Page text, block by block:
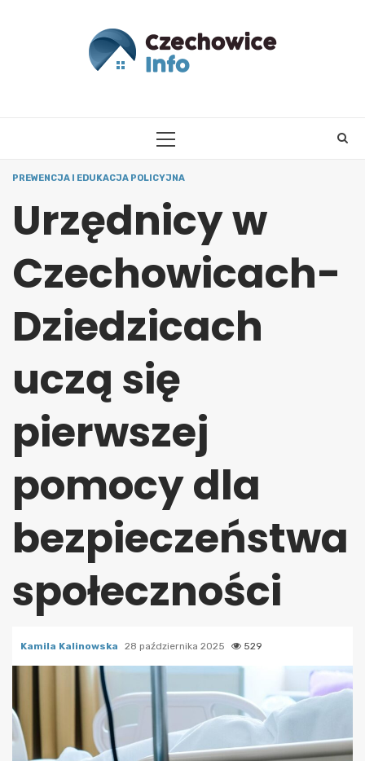
PRIMARY
PREWENCJA I EDUKACJA POLICYJNA
Urzędnicy w
Czechowicach-
Dziedzicach
uczą się
pierwszej
pomocy dla
bezpieczeństwa
społeczności
Kamila Kalinowska 28 października 2025 529